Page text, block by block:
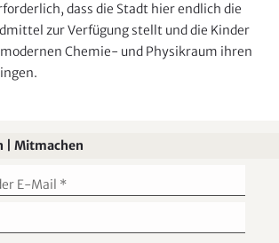
dass die Stadt hier endlich die
zur Verfügung stellt und die Kinder
Chemie- und Physikraum ihren
| Mitmachen